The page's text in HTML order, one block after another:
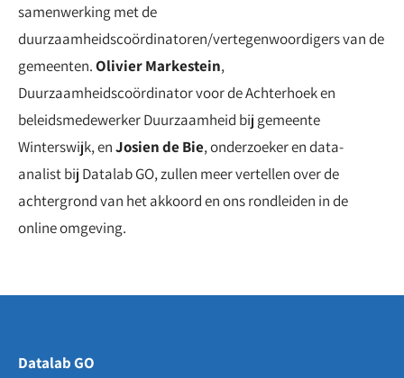
samenwerking met de
duurzaamheidscoördinatoren/vertegenwoordigers van de
gemeenten.Olivier Markestein,
Duurzaamheidscoördinator voor de Achterhoek en
beleidsmedewerker Duurzaamheid bij gemeente
Winterswijk, enJosien de Bie, onderzoeker en data-
analist bij Datalab GO, zullen meer vertellen over de
achtergrond van het akkoord en ons rondleiden in de
online omgeving.
Datalab GO